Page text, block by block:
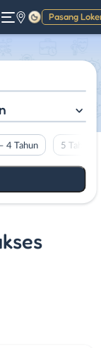
Pasang
Gelap
4 Tahun 5 Tahun